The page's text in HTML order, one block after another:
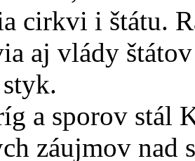
cirkvi i štátu.
aj vlády
a sporov stál
záujmov nad